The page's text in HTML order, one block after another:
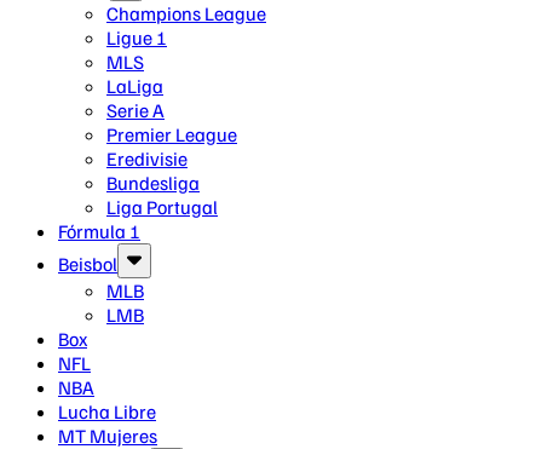
Champions League
Ligue 1
MLS
LaLiga
Serie A
Premier League
Eredivisie
Bundesliga
Liga Portugal
Fórmula 1
Beisbol
MLB
LMB
Box
NFL
NBA
Lucha Libre
MT Mujeres